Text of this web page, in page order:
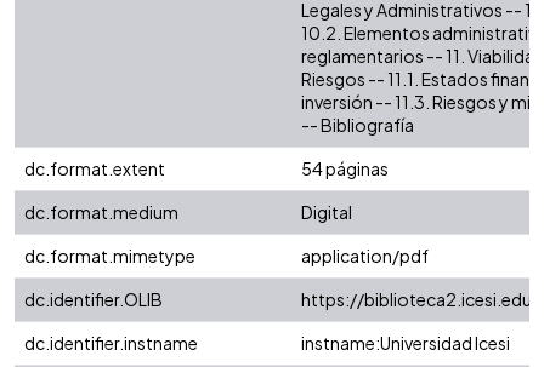
Legales y Administrativos --
10.2. Elementos
reglamentarios -- 11.
Riesgos -- 11.1. Estados
inversión -- 11.3. Riesgos y
-- Bibliografía
dc.format.extent
54 páginas
dc.format.medium
Digital
dc.format.mimetype
application/pdf
dc.identifier.OLIB
https://
dc.identifier.instname
instname:Universidad Icesi